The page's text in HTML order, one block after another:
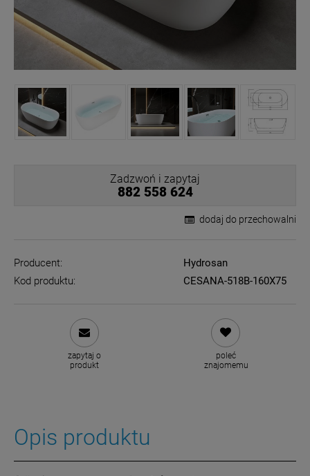
Zadzwoń i zapytaj
882 558 624
dodaj do przechowalni
Producent:
Hydrosan
Kod produktu:
CESANA-518B-160X75
zapytaj o
produkt
poleć
znajomemu
Opis produktu